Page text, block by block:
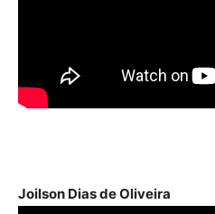
Joilson Dias de Oliveira